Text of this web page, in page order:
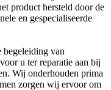
product hersteld door de
en gespecialiseerde
begeleiding van
u ter reparatie aan bij
Wij onderhouden prima
zorgen wij ervoor om